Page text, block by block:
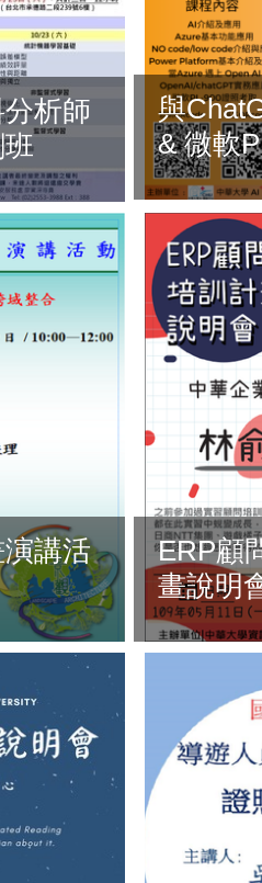
析師
與
& 微軟
講活
ERP顧
畫說明